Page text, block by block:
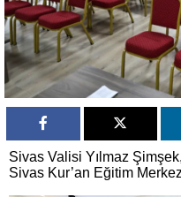
Sivas Valisi Yılmaz
Sivas Kur’an Eğitim